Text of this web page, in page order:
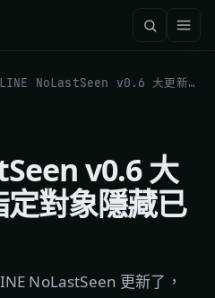
LINE NoLastSeen v0.6 大更新，支援指定對象隱藏已讀
v0.6 大
對象隱藏已
NoLastSeen 更新了，